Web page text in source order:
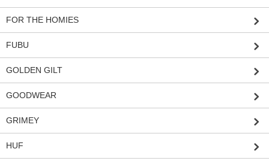
FOR THE HOMIES
FUBU
GOLDEN GILT
GOODWEAR
GRIMEY
HUF